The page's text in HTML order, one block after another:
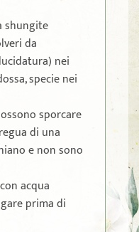
shungite
da
nei
specie nei
sporcare
di una
e non sono
acqua
prima di